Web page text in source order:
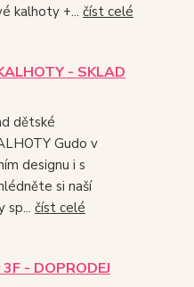
kalhoty +... číst celé
- SKLAD
dětské
Gudo v
designu i s
si naší
sp... číst celé
- DOPRODEJ